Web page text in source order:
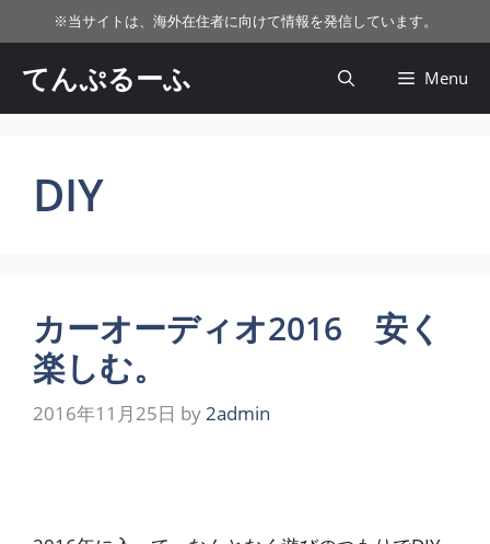
ン
ツ
※当サイトは、海外在住者に向けて情報を発信しています。
てんぷるーふ Menu
DIY
カーオーディオ2016 安く
楽しむ。
2016年11月25日 by 2admin